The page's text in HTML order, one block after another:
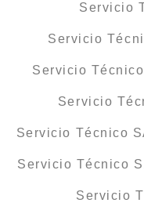
Servicio
Servicio
Servicio
Servicio
Servicio Técnico
Servicio Técnico
Servicio